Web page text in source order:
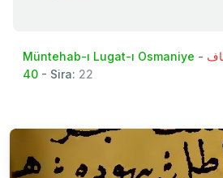
Müntehab-ı Lugat-ı Osmaniye -
40 - Sira: 22